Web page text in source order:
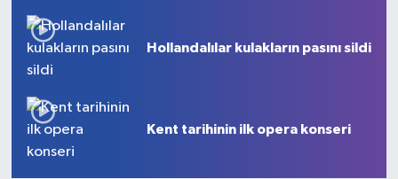
Hollandalılar kulakların pasını sildi
Kent tarihinin ilk opera konseri